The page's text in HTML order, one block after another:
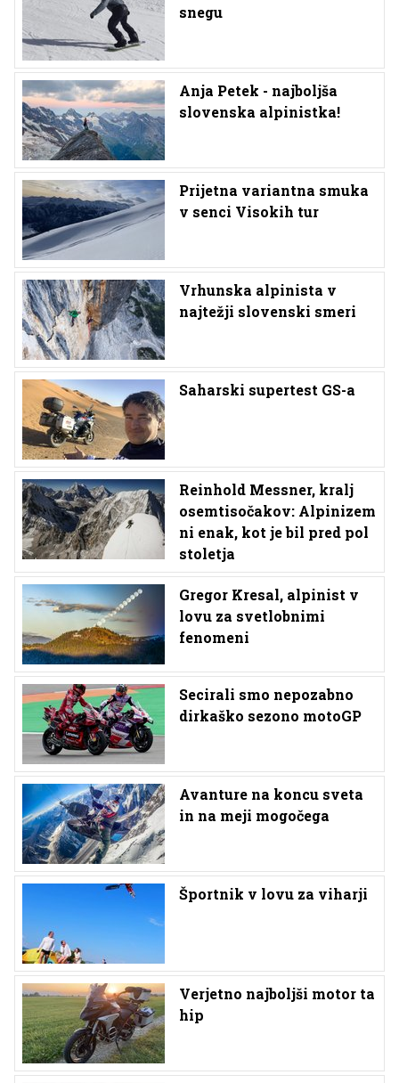
snegu
Anja Petek - najboljša
slovenska alpinistka!
Prijetna variantna smuka
v senci Visokih tur
Vrhunska alpinista v
najtežji slovenski smeri
Saharski supertest GS-a
Reinhold Messner, kralj
osemtisočakov: Alpinizem
ni enak, kot je bil pred pol
stoletja
Gregor Kresal, alpinist v
lovu za svetlobnimi
fenomeni
Secirali smo nepozabno
dirkaško sezono motoGP
Avanture na koncu sveta
in na meji mogočega
Športnik v lovu za viharji
Verjetno najboljši motor ta
hip